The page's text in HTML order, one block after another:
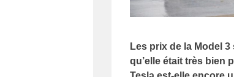
Les prix de la Model
qu’elle était très bien